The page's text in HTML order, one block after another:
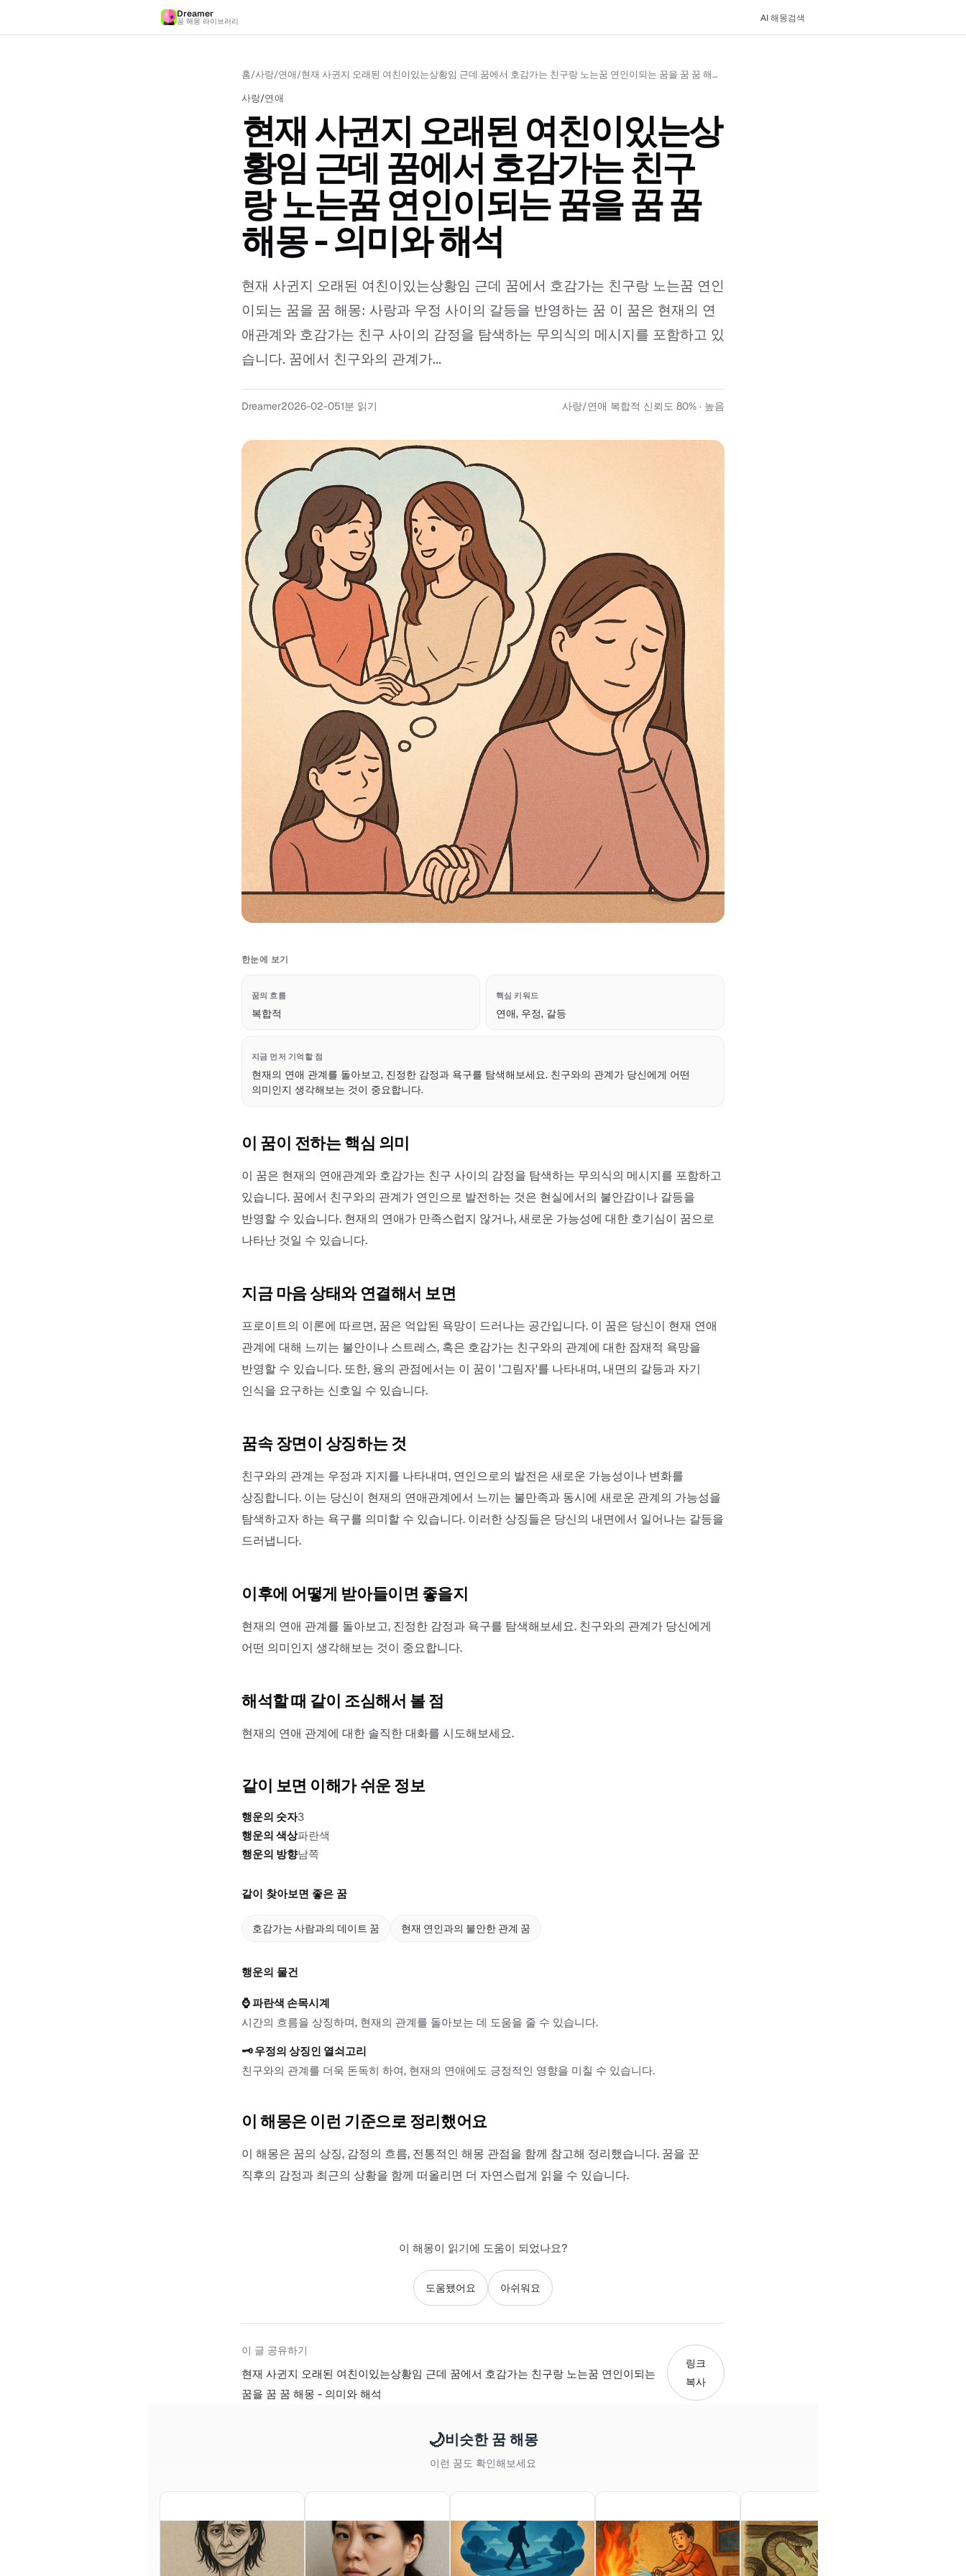
Dreamer
꿈 해몽 라이브러리 AI 해몽검색
홈/사랑/연애/
현재 사귄지 오래된 여친이있는상황임 근데 꿈에서 호감가는 친구랑 노는꿈 연인이되는 꿈을 꿈 꿈 해몽 - 의미와 해석
사랑/연애
현재 사귄지 오래된 여친이있는상
황임 근데 꿈에서 호감가는 친구
랑 노는꿈 연인이되는 꿈을 꿈 꿈
해몽 - 의미와 해석
현재 사귄지 오래된 여친이있는상황임 근데 꿈에서 호감가는 친구랑 노는꿈 연인
이되는 꿈을 꿈 해몽: 사랑과 우정 사이의 갈등을 반영하는 꿈 이 꿈은 현재의 연
애관계와 호감가는 친구 사이의 감정을 탐색하는 무의식의 메시지를 포함하고 있
습니다. 꿈에서 친구와의 관계가...
Dreamer2026-02-051분 읽기 사랑/연애 복합적 신뢰도 80% · 높음
한눈에 보기
꿈의 흐름
복합적
핵심 키워드
연애, 우정, 갈등
지금 먼저 기억할 점
현재의 연애 관계를 돌아보고, 진정한 감정과 욕구를 탐색해보세요. 친구와의 관계가 당신에게 어떤
의미인지 생각해보는 것이 중요합니다.
이 꿈이 전하는 핵심 의미
이 꿈은 현재의 연애관계와 호감가는 친구 사이의 감정을 탐색하는 무의식의 메시지를 포함하고
있습니다. 꿈에서 친구와의 관계가 연인으로 발전하는 것은 현실에서의 불안감이나 갈등을
반영할 수 있습니다. 현재의 연애가 만족스럽지 않거나, 새로운 가능성에 대한 호기심이 꿈으로
나타난 것일 수 있습니다.
지금 마음 상태와 연결해서 보면
프로이트의 이론에 따르면, 꿈은 억압된 욕망이 드러나는 공간입니다. 이 꿈은 당신이 현재 연애
관계에 대해 느끼는 불안이나 스트레스, 혹은 호감가는 친구와의 관계에 대한 잠재적 욕망을
반영할 수 있습니다. 또한, 융의 관점에서는 이 꿈이 '그림자'를 나타내며, 내면의 갈등과 자기
인식을 요구하는 신호일 수 있습니다.
꿈속 장면이 상징하는 것
친구와의 관계는 우정과 지지를 나타내며, 연인으로의 발전은 새로운 가능성이나 변화를
상징합니다. 이는 당신이 현재의 연애관계에서 느끼는 불만족과 동시에 새로운 관계의 가능성을
탐색하고자 하는 욕구를 의미할 수 있습니다. 이러한 상징들은 당신의 내면에서 일어나는 갈등을
드러냅니다.
이후에 어떻게 받아들이면 좋을지
현재의 연애 관계를 돌아보고, 진정한 감정과 욕구를 탐색해보세요. 친구와의 관계가 당신에게
어떤 의미인지 생각해보는 것이 중요합니다.
해석할 때 같이 조심해서 볼 점
현재의 연애 관계에 대한 솔직한 대화를 시도해보세요.
같이 보면 이해가 쉬운 정보
행운의 숫자3
행운의 색상파란색
행운의 방향남쪽
같이 찾아보면 좋은 꿈
호감가는 사람과의 데이트 꿈 현재 연인과의 불안한 관계 꿈
행운의 물건
⌚파란색 손목시계
시간의 흐름을 상징하며, 현재의 관계를 돌아보는 데 도움을 줄 수 있습니다.
🗝️우정의 상징인 열쇠고리
친구와의 관계를 더욱 돈독히 하여, 현재의 연애에도 긍정적인 영향을 미칠 수 있습니다.
이 해몽은 이런 기준으로 정리했어요
이 해몽은 꿈의 상징, 감정의 흐름, 전통적인 해몽 관점을 함께 참고해 정리했습니다. 꿈을 꾼
직후의 감정과 최근의 상황을 함께 떠올리면 더 자연스럽게 읽을 수 있습니다.
이 해몽이 읽기에 도움이 되었나요?
도움됐어요 아쉬워요
이 글 공유하기
현재 사귄지 오래된 여친이있는상황임 근데 꿈에서 호감가는 친구랑 노는꿈 연인이되는
꿈을 꿈 꿈 해몽 - 의미와 해석
링크
복사
🌙비슷한 꿈 해몽
이런 꿈도 확인해보세요